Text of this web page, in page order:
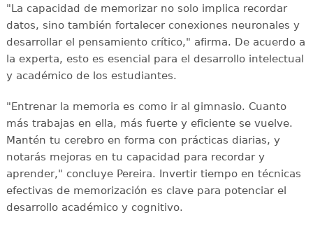
"La capacidad de memorizar no solo implica recordar
datos, sino también fortalecer conexiones neuronales y
desarrollar el pensamiento crítico," afirma. De acuerdo a
la experta, esto es esencial para el desarrollo intelectual
y académico de los estudiantes.
"Entrenar la memoria es como ir al gimnasio. Cuanto
más trabajas en ella, más fuerte y eficiente se vuelve.
Mantén tu cerebro en forma con prácticas diarias, y
notarás mejoras en tu capacidad para recordar y
aprender," concluye Pereira. Invertir tiempo en técnicas
efectivas de memorización es clave para potenciar el
desarrollo académico y cognitivo.